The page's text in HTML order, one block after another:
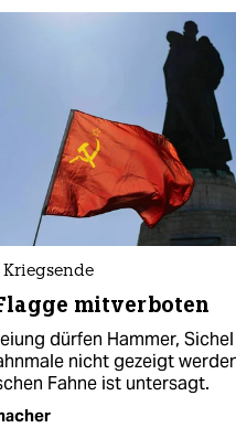
Kriegsende
mitverboten
dürfen Hammer,
nicht gezeigt
Fahne ist untersagt.